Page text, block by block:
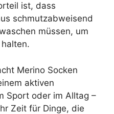
ist, dass
schmutzabweisend
müssen, um
Merino Socken
aktiven
Sport oder im Alltag –
Zeit für Dinge, die